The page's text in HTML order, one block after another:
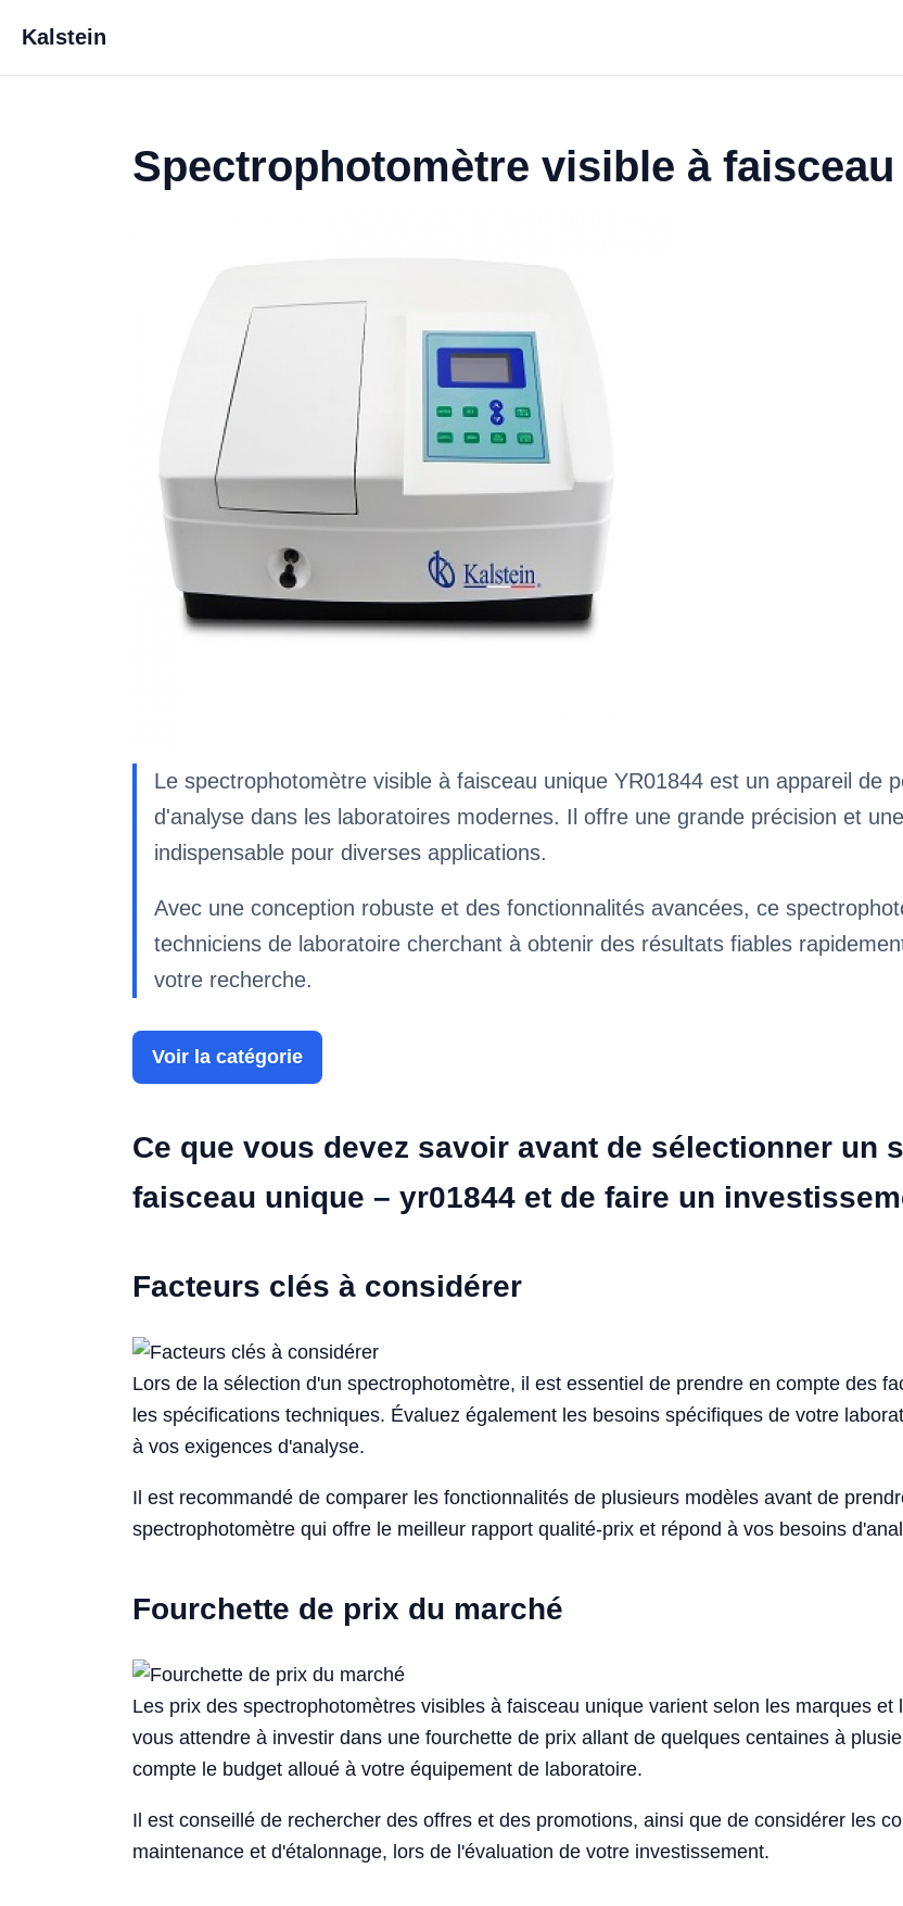
Kalstein
Spectrophotomètre visible à faisceau
Le spectrophotomètre visible à faisceau unique YR01844 est un appareil de
d'analyse dans les laboratoires modernes. Il offre une grande précision et
indispensable pour diverses applications.
Avec une conception robuste et des fonctionnalités avancées, ce
techniciens de laboratoire cherchant à obtenir des résultats fiables
votre recherche.
Voir la catégorie
Ce que vous devez savoir avant de sélectionner un
faisceau unique – yr01844 et de faire un
Facteurs clés à considérer
Lors de la sélection d'un spectrophotomètre, il est essentiel de prendre en compte des
les spécifications techniques. Évaluez également les besoins spécifiques de votre
à vos exigences d'analyse.
Il est recommandé de comparer les fonctionnalités de plusieurs modèles avant de
spectrophotomètre qui offre le meilleur rapport qualité-prix et répond à vos besoins
Fourchette de prix du marché
Les prix des spectrophotomètres visibles à faisceau unique varient selon les marques
vous attendre à investir dans une fourchette de prix allant de quelques centaines à
compte le budget alloué à votre équipement de laboratoire.
Il est conseillé de rechercher des offres et des promotions, ainsi que de considérer les
maintenance et d'étalonnage, lors de l'évaluation de votre investissement.